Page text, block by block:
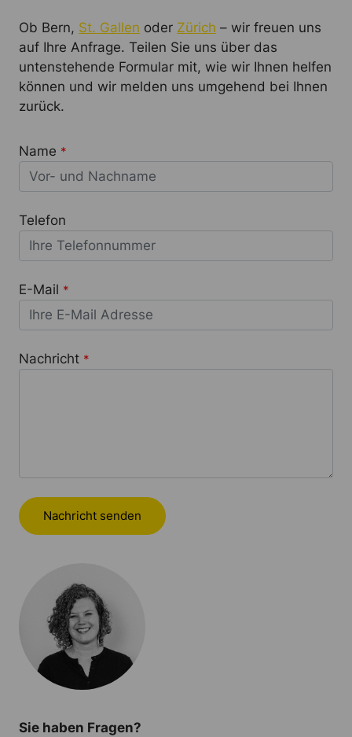
Ob Bern, St. Gallen oder Zürich – wir freuen uns
auf Ihre Anfrage. Teilen Sie uns über das
untenstehende Formular mit, wie wir Ihnen helfen
können und wir melden uns umgehend bei Ihnen
zurück.
Name *
Telefon
E-Mail *
Nachricht *
Nachricht senden
Sie haben Fragen?